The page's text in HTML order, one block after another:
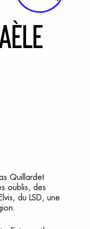
Quillardet
oublis, des
du LSD, une